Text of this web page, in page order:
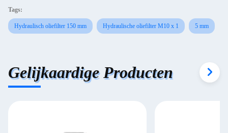
Tags:
Hydraulisch oliefilter 150 mm Hydraulische oliefilter M10 x 1 5 mm
Gelijkaardige Producten